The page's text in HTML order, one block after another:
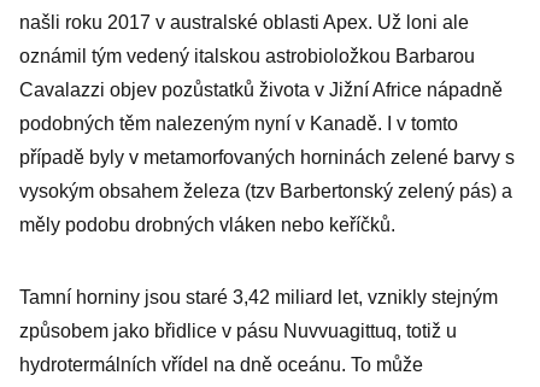
našli roku 2017 v australské oblasti Apex. Už loni ale
oznámil tým vedený italskou astrobioložkou Barbarou
Cavalazzi objev pozůstatků života v Jižní Africe nápadně
podobných těm nalezeným nyní v Kanadě. I v tomto
případě byly v metamorfovaných horninách zelené barvy s
vysokým obsahem železa (tzv Barbertonský zelený pás) a
měly podobu drobných vláken nebo keříčků.
Tamní horniny jsou staré 3,42 miliard let, vznikly stejným
způsobem jako břidlice v pásu Nuvvuagittuq, totiž u
hydrotermálních vřídel na dně oceánu. To může